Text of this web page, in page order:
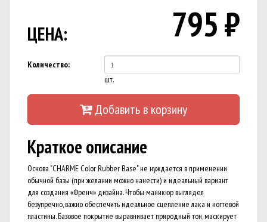
ЦЕНА: 795₽
Количество:
шт.
Добавить в корзину
Краткое описание
Основа "CHARME Color Rubber Base" не нуждается в применении
обычной базы (при желании можно нанести) и идеальный вариант
для создания «Френч» дизайна. Чтобы маникюр выглядел
безупречно, важно обеспечить идеальное сцепление лака и ногтевой
пластины. Базовое покрытие выравнивает природный тон, маскирует